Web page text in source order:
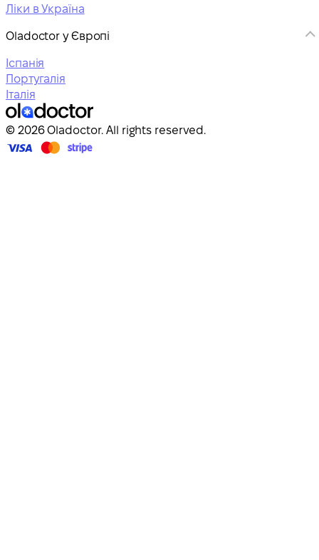
Ліки в Україна
Oladoctor у Європі
Іспанія
Португалія
Італія
© 2026 Oladoctor. All rights reserved.